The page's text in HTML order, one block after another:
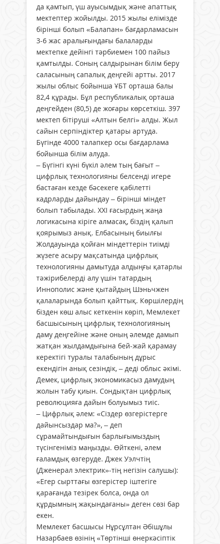
да қамтып, үш ауысымдық және апаттық
мектептер жойылды. 2015 жылы елімізде
бірінші болып «Балапан» бағдарламасын
3-6 жас аралығындағы балаларды
мектепке дейінгі тәрбиемен 100 пайыз
қамтылды. Соның салдырынан білім беру
саласының сапалық деңгейі артты. 2017
жылы облыс бойынша ҰБТ орташа балы
82,4 құрады. Бұл республикалық орташа
деңгейден (80,5) де жоғары көрсеткіш. 397
мектеп бітіруші «Алтын белгі» алды. Жыл
сайын серпіндіктер қатары артуда.
Бүгінде 4000 талапкер осы бағдарлама
бойынша білім алуда.
– Бүгінгі күні бүкіл әлем тың бағыт –
цифрлық технологияны белсенді игере
бастаған кезде бәсекеге қабілетті
кадрларды дайындау – бірінші міндет
болып табылады. ХХІ ғасырдың жаңа
логикасына кіріге алмасақ, біздің қалып
қоярымыз анық. Елбасының биылғы
Жолдауында қойған міндеттерін тиімді
жүзеге асыру мақсатында цифрлық
технологияны дамытуда алдыңғы қатарлы
тәжірибелерді алу үшін татардың
Иннополис және қытайдың Шэньчжен
қалаларында болып қайттық. Көршілердің
бізден көш алыс кеткенін көріп, Мемлекет
басшысының цифрлық технологияның
даму деңгейіне және оның әлемде дамып
жатқан жылдамдығына бей-жай қарамау
керектігі туралы талабының дұрыс
екендігін анық сезіндік, – деді облыс әкімі.
Демек, цифрлық экономикасыз дамудың
жолын табу қиын. Сондықтан цифрлық
революцияға дайын болуымыз тиіс.
– Цифрлық әлем: «Сіздер өзгерістерге
дайынсыздар ма?», – деп
сұрамайтындығын барлығымыздың
түсінгеніміз маңызды. Өйткені, әлем
ғаламдық өзгеруде. Джек Уэлчтің
(Дженерал электрик»-тің негізін салушы):
«Егер сырттағы өзгерістер іштегіге
қарағанда тезірек болса, онда ол
құрдымның жақындағаны» деген сөзі бар
екен.
Мемлекет басшысы Нұрсұлтан Әбішұлы
Назарбаев өзінің «Төртінші өнеркәсіптік